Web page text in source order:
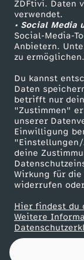
ZDFtivi. Daten
verwendet.
• Social Media
Social-Media-
Anbietern.
zu ermöglichen.
Du kannst
Daten
betrifft nur
"Zustimmen"
unserer
Einwilligung
deine
Wirkung für
widerrufen
Hier findest du
Weitere
s
a
g
r
e
e
!
-
K
ZDF Unternehmen
Karriere
ZDF goes Schule
Werbefernsehen
Mainzelmännchen
Partner